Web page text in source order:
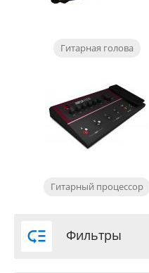
Гитарная голова
Гитарный процессор
 Фильтры